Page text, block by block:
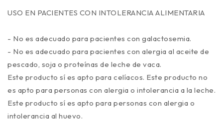
USO EN PACIENTES CON INTOLERANCIA ALIMENTARIA
- No es adecuado para pacientes con galactosemia.
- No es adecuado para pacientes con alergia al aceite de
pescado, soja o proteínas de leche de vaca.
Este producto sí es apto para celíacos. Este producto no
es apto para personas con alergia o intolerancia a la leche.
Este producto sí es apto para personas con alergia o
intolerancia al huevo.